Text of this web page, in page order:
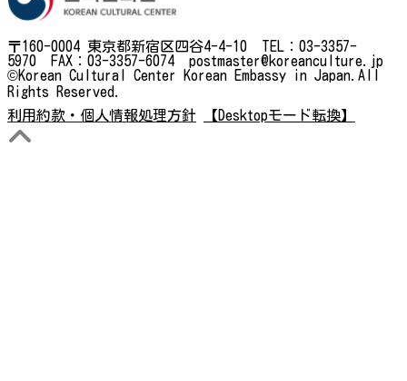
〒160-0004 東京都新宿区四谷4-4-10 TEL：03-3357-
5970 FAX：03-3357-6074 postmaster@koreanculture.jp
©Korean Cultural Center Korean Embassy in Japan.All
Rights Reserved.
利用約款・個人情報処理方針
【Desktopモード転換】